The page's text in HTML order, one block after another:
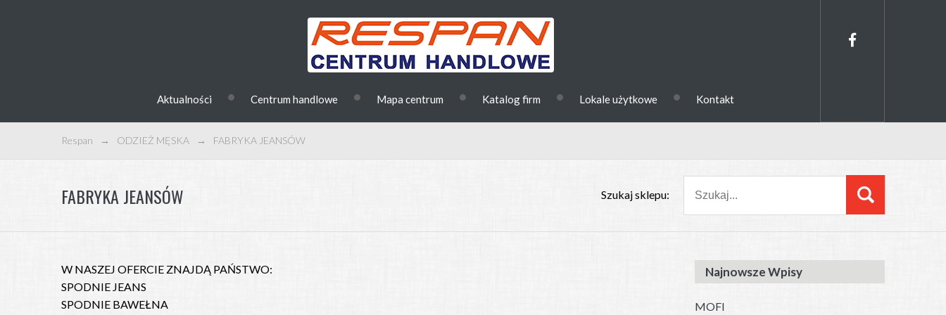
Aktualności • Centrum handlowe • Mapa centrum • Katalog firm • Lokale użytkowe • Kontakt
Respan → ODZIEŻ MĘSKA → FABRYKA JEANSÓW
FABRYKA JEANSÓW Szukaj sklepu:
W NASZEJ OFERCIE ZNAJDĄ PAŃSTWO:
SPODNIE JEANS
SPODNIE BAWEŁNA
Najnowsze Wpisy
MOFI